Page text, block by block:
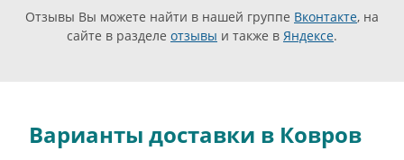
Отзывы Вы можете найти в нашей группе Вконтакте, на
сайте в разделе отзывы и также в Яндексе.
Варианты доставки в Ковров